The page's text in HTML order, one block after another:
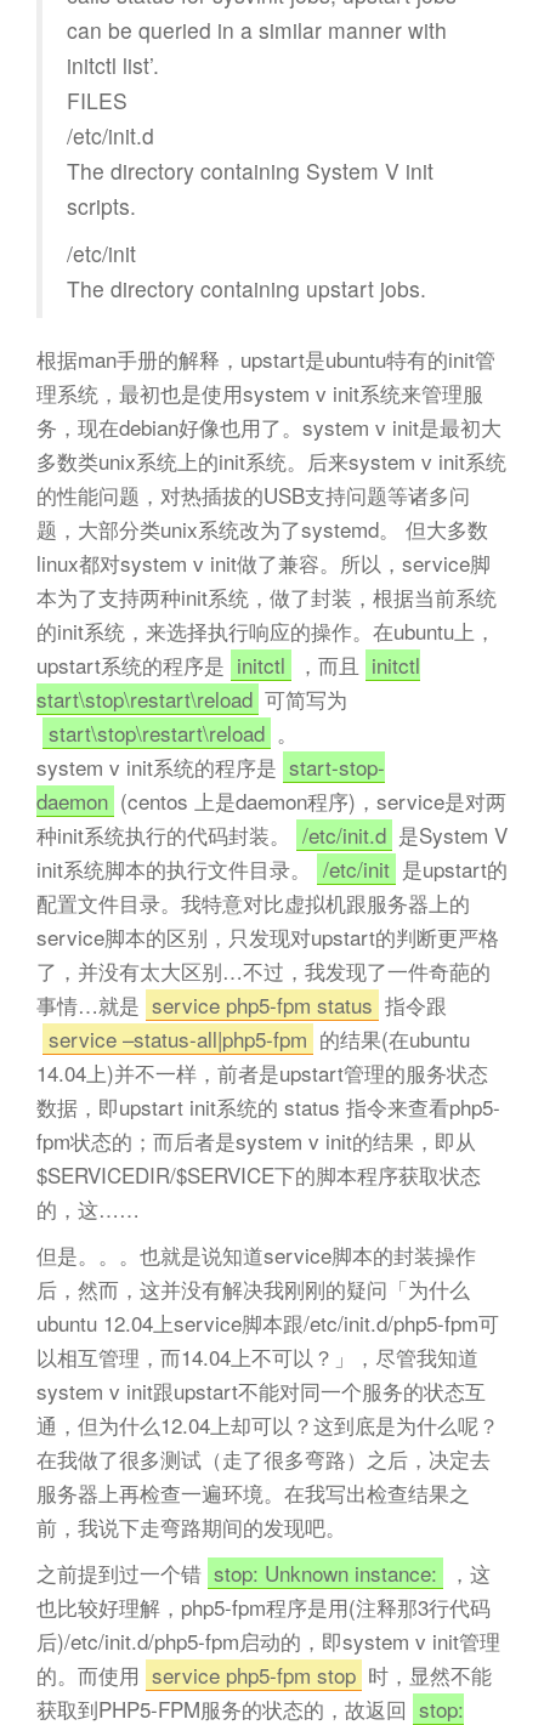
can be queried in a similar manner with
initctl list’.
FILES
/etc/init.d
The directory containing System V init
scripts.
/etc/init
The directory containing upstart jobs.
根据man手册的解释，upstart是ubuntu特有的init管
理系统，最初也是使用system v init系统来管理服
务，现在debian好像也用了。system v init是最初大
多数类unix系统上的init系统。后来system v init系统
的性能问题，对热插拔的USB支持问题等诸多问
题，大部分类unix系统改为了systemd。 但大多数
linux都对system v init做了兼容。所以，service脚
本为了支持两种init系统，做了封装，根据当前系统
的init系统，来选择执行响应的操作。在ubuntu上，
upstart系统的程序是 initctl ，而且 initctl
start\stop\restart\reload 可简写为
start\stop\restart\reload 。
system v init系统的程序是 start-stop-
daemon (centos 上是daemon程序)，service是对两
种init系统执行的代码封装。
/etc/init.d 是System V
init系统脚本的执行文件目录。
/etc/init 是upstart的
配置文件目录。我特意对比虚拟机跟服务器上的
service脚本的区别，只发现对upstart的判断更严格
了，并没有太大区别…不过，我发现了一件奇葩的
事情…就是 service php5-fpm status 指令跟
service –status-all|php5-fpm 的结果(在ubuntu
14.04上)并不一样，前者是upstart管理的服务状态
数据，即upstart init系统的 status 指令来查看php5-
fpm状态的；而后者是system v init的结果，即从
$SERVICEDIR/$SERVICE下的脚本程序获取状态
的，这……
但是。。。也就是说知道service脚本的封装操作
后，然而，这并没有解决我刚刚的疑问「为什么
ubuntu 12.04上service脚本跟/etc/init.d/php5-fpm可
以相互管理，而14.04上不可以？」，尽管我知道
system v init跟upstart不能对同一个服务的状态互
通，但为什么12.04上却可以？这到底是为什么呢？
在我做了很多测试（走了很多弯路）之后，决定去
服务器上再检查一遍环境。在我写出检查结果之
前，我说下走弯路期间的发现吧。
之前提到过一个错 stop: Unknown instance:
，这
也比较好理解，php5-fpm程序是用(注释那3行代码
后)/etc/init.d/php5-fpm启动的，即system v init管理
的。而使用 service php5-fpm stop 时，显然不能
获取到PHP5-FPM服务的状态的，故返回 stop: